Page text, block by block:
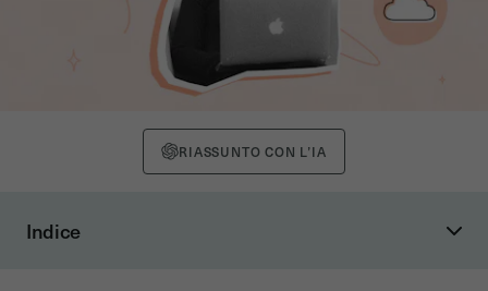
RIASSUNTO CON L’IA
Indice